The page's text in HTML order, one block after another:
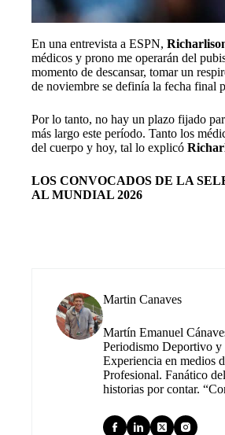
En una entrevista a ESPN,
médicos y prono me operarán del
momento de descansar, tomar un
de noviembre se definía la fecha final
Por lo tanto, no hay un plazo fijado
más largo este período. Tanto los
del cuerpo y hoy, tal lo explicó
LOS CONVOCADOS DE LA
AL MUNDIAL 2026
Martin Canaves
Martín Emanuel
Periodismo Deportivo y
Experiencia en medios
Profesional. Fanático
historias por contar.